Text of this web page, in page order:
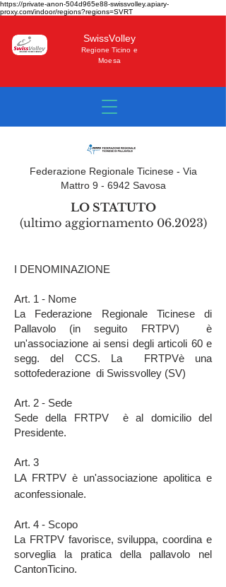
https://private-anon-504d965e88-swissvolley.apiary-
proxy.com/indoor/regions?regions=SVRT
SwissVolley
Regione Ticino e
Moesa
Federazione Regionale Ticinese - Via
Mattro 9 - 6942 Savosa
LO STATUTO
(ultimo aggiornamento 06.2023)
I DENOMINAZIONE
Art. 1 - Nome
La Federazione Regionale Ticinese di
Pallavolo (in seguito FRTPV) è
un'associazione ai sensi degli articoli 60 e
segg. del CCS. La FRTPVè una
sottofederazione di Swissvolley (SV)
Art. 2 - Sede
Sede della FRTPV è al domicilio del
Presidente.
Art. 3
LA FRTPV è un'associazione apolitica e
aconfessionale.
Art. 4 - Scopo
La FRTPV favorisce, sviluppa, coordina e
sorveglia la pratica della pallavolo nel
CantonTicino.